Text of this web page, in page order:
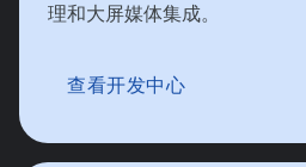
理和大屏媒体集成。
查看开发中心